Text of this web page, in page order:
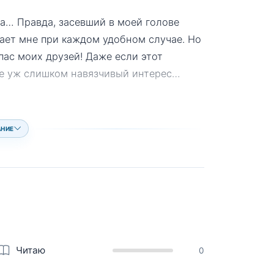
Правда, засевший в моей голове
мне при каждом удобном случае. Но
моих друзей! Даже если этот
уж слишком навязчивый интерес…
Читаю 0